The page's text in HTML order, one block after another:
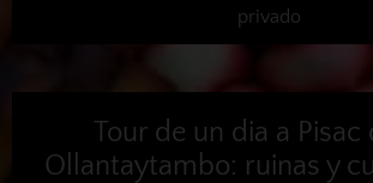
privado
Tour de un dia a Pisac
Ollantaytambo: ruinas y